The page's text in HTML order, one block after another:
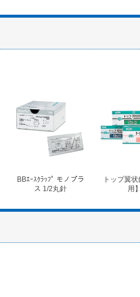
BBｴｰｽｸﾗｯﾌﾟ モノプラ
ス 1/2丸針
トップ翼
用】